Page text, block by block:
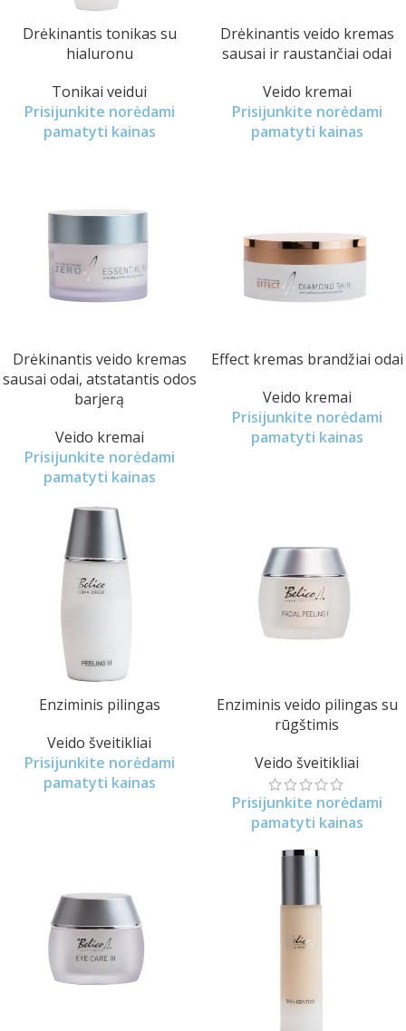
Drėkinantis tonikas su
hialuronu
Tonikai veidui
Prisijunkite norėdami
pamatyti kainas
Drėkinantis veido kremas
sausai ir raustančiai odai
Veido kremai
Prisijunkite norėdami
pamatyti kainas
Drėkinantis veido kremas
sausai odai, atstatantis odos
barjerą
Veido kremai
Prisijunkite norėdami
pamatyti kainas
Effect kremas brandžiai odai
Veido kremai
Prisijunkite norėdami
pamatyti kainas
Enziminis pilingas
Veido šveitikliai
Prisijunkite norėdami
pamatyti kainas
Enziminis veido pilingas su
rūgštimis
Veido šveitikliai
Prisijunkite norėdami
pamatyti kainas